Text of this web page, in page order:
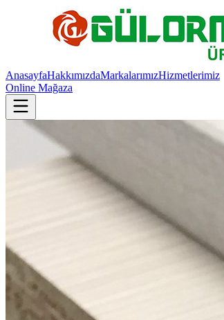
AnasayfaHakkımızdaMarkalarımızHizmetlerimiz
Online Mağaza